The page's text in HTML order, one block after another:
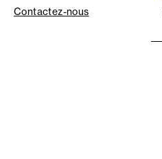
Contactez-nous